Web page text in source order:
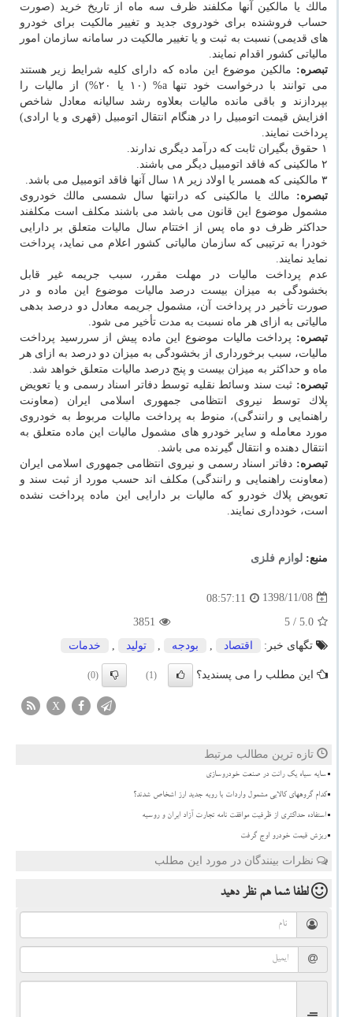
مالك یا مالكین آنها مكلفند ظرف سه ماه از تاریخ خرید (صورت
حساب فروشنده برای خودروی جدید و تغییر مالكیت برای خودرو
های قدیمی) نسبت به ثبت و یا تغییر مالكیت در سامانه سازمان امور
مالیاتی كشور اقدام نمایند.
تبصره: مالكین موضوع این ماده كه دارای كلیه شرایط زیر هستند
می توانند با درخواست خود تنها a% (۱۰ یا ۲۰%) از مالیات را
بپردازند و باقی مانده مالیات بعلاوه رشد سالیانه معادل شاخص
افزایش قیمت اتومبیل را در هنگام انتقال اتومبیل (قهری و یا ارادی)
پرداخت نمایند.
۱ حقوق بگیران ثابت كه درآمد دیگری ندارند.
۲ مالكینی كه فاقد اتومبیل دیگر می باشند.
۳ مالكینی كه همسر یا اولاد زیر ۱۸ سال آنها فاقد اتومبیل می باشد.
تبصره: مالك یا مالكینی كه درانتها سال شمسی مالك خودروی
مشمول موضوع این قانون می باشد می باشند مكلف است مكلفند
حداكثر ظرف دو ماه پس از اختتام سال مالیات متعلق بر دارایی
خودرا به ترتیبی كه سازمان مالیاتی كشور اعلام می نماید، پرداخت
نماید نمایند.
عدم پرداخت مالیات در مهلت مقرر، سبب جریمه غیر قابل
بخشودگی به میزان بیست درصد مالیات موضوع این ماده و در
صورت تأخیر در پرداخت آن، مشمول جریمه معادل دو درصد بدهی
مالیاتی به ازای هر ماه نسبت به مدت تأخیر می شود.
تبصره: پرداخت مالیات موضوع این ماده پیش از سررسید پرداخت
مالیات، سبب برخورداری از بخشودگی به میزان دو درصد به ازای هر
ماه و حداكثر به میزان بیست و پنج درصد مالیات متعلق خواهد شد.
تبصره: ثبت سند وسائط نقلیه توسط دفاتر اسناد رسمی و یا تعویض
پلاك توسط نیروی انتظامی جمهوری اسلامی ایران (معاونت
راهنمایی و رانندگی)، منوط به پرداخت مالیات مربوط به خودروی
مورد معامله و سایر خودرو های مشمول مالیات این ماده متعلق به
انتقال دهنده و انتقال گیرنده می باشد.
تبصره: دفاتر اسناد رسمی و نیروی انتظامی جمهوری اسلامی ایران
(معاونت راهنمایی و رانندگی) مكلف اند حسب مورد از ثبت سند و
تعویض پلاك خودرو كه مالیات بر دارایی این ماده پرداخت نشده
است، خودداری نمایند.
منبع: لوازم فلزی
1398/11/08
08:57:11
5.0
/ 5
3851
تگهای خبر:
اقتصاد , بودجه , تولید , خدمات
این مطلب را می پسندید؟ (1)
(0)
X
تازه ترین مطالب مرتبط
سایه سیاه یک رانت در صنعت خودروسازی
کدام گروههای کالایی مشمول واردات با رویه جدید ارز اشخاص شدند؟
استفاده حداکثری از ظرفیت موافقت نامه تجارت آزاد ایران و روسیه
ریزش قیمت خودرو اوج گرفت
نظرات بینندگان در مورد این مطلب
لطفا شما همنظر دهید